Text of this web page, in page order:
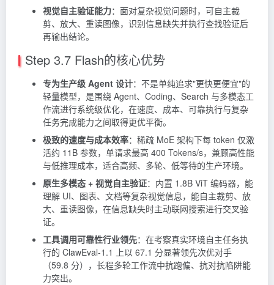
视觉自主验证能力：面对复杂视觉问题时，可自主裁
剪、放大、重读图像，识别信息缺失并执行查找验证后
再输出结论。
Step 3.7 Flash的核心优势
专为生产级 Agent 设计：不是单纯追求"更快更便宜"的
轻量模型，是围绕 Agent、Coding、Search 与多模态工
作流进行系统级优化，在速度、成本、可靠执行与复杂
任务完成能力之间取得更优平衡。
极致的速度与成本效率：稀疏 MoE 架构下每 token 仅激
活约 11B 参数，单请求最高 400 Tokens/s，兼顾高性能
与低推理成本，适合高频、多轮、低等待的生产环境。
原生多模态 + 视觉自主验证：内置 1.8B ViT 编码器，能
理解 UI、图表、文档等复杂视觉信息，能自主裁剪、放
大、重读图像，在信息缺失时主动联网搜索进行交叉验
证。
工具调用可靠性行业领先：在考察真实环境自主任务执
行的 ClawEval-1.1 上以 67.1 分显著领先次优对手
（59.8 分），长程多轮工作流中抗跑偏、抗对抗陷阱能
力突出。